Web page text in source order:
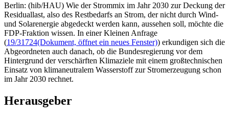
Berlin: (hib/HAU) Wie der Strommix im Jahr 2030 zur Deckung der
Residuallast, also des Restbedarfs an Strom, der nicht durch Wind-
und Solarenergie abgedeckt werden kann, aussehen soll, möchte die
FDP-Fraktion wissen. In einer Kleinen Anfrage
(19/31724(Dokument, öffnet ein neues Fenster)) erkundigen sich die
Abgeordneten auch danach, ob die Bundesregierung vor dem
Hintergrund der verschärften Klimaziele mit einem großtechnischen
Einsatz von klimaneutralem Wasserstoff zur Stromerzeugung schon
im Jahr 2030 rechnet.
Herausgeber